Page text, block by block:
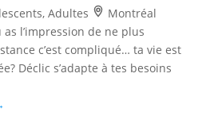
Adultes
Montréal
l’impression de ne plus
c’est compliqué… ta vie est
Déclic s’adapte à tes besoins